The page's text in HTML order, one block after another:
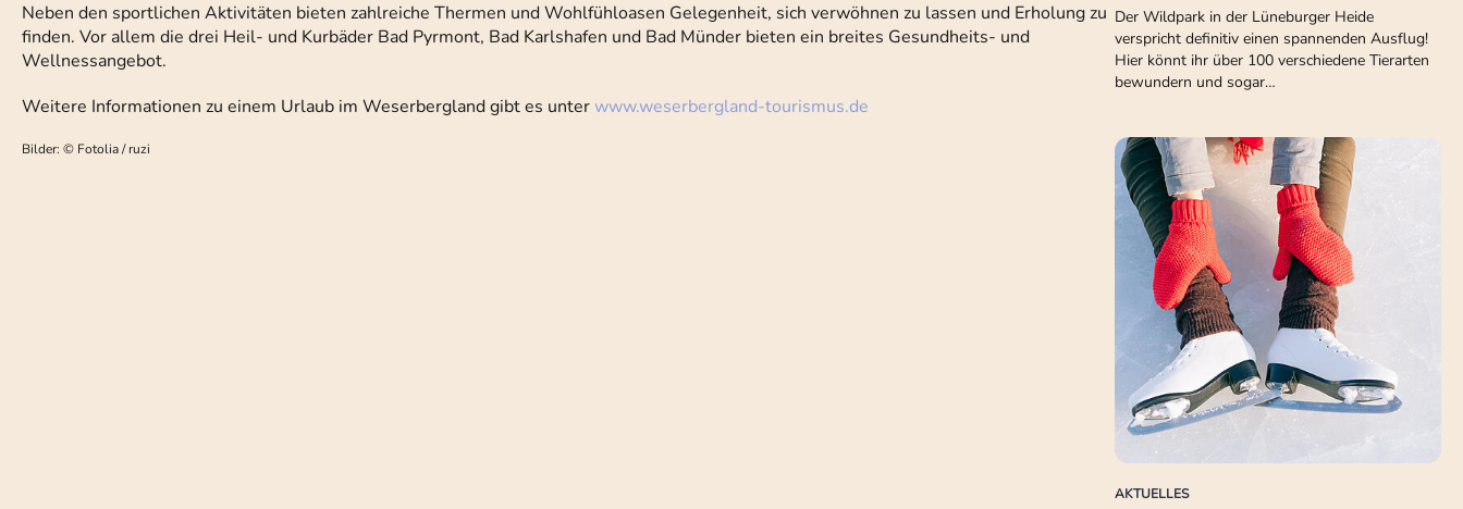
Neben den sportlichen Aktivitäten bieten zahlreiche Thermen und Wohlfühloasen Gelegenheit, sich verwöhnen zu lassen und Erholung zu
finden. Vor allem die drei Heil- und Kurbäder Bad Pyrmont, Bad Karlshafen und Bad Münder bieten ein breites Gesundheits- und
Wellnessangebot.
Weitere Informationen zu einem Urlaub im Weserbergland gibt es unterwww.weserbergland-tourismus.de
Bilder: © Fotolia / ruzi
Der Wildpark in der Lüneburger Heide
verspricht definitiv einen spannenden Ausflug!
Hier könnt ihr über 100 verschiedene Tierarten
bewundern und sogar…
AKTUELLES